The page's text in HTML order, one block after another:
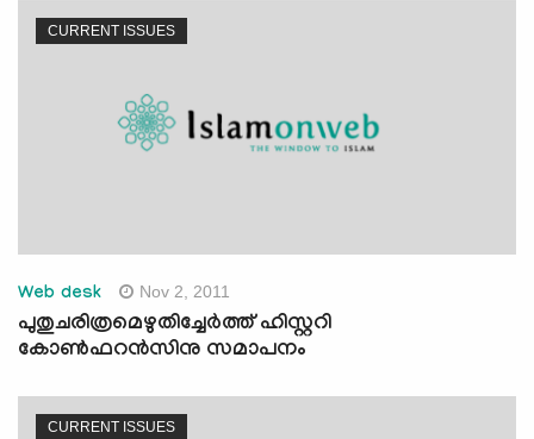
CURRENT ISSUES
Web desk Nov 2, 2011
പുതുചരിത്രമെഴുതിച്ചേര്‍ത്ത് ഹിസ്റ്ററി
കോണ്‍ഫറന്‍സിനു സമാപനം
CURRENT ISSUES